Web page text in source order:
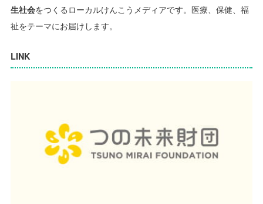
生社会をつくるローカルけんこうメディアです。 医療、保健、福
祉をテーマにお届けします。
LINK